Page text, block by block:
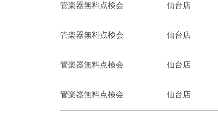
管楽器無料点検会 仙台店
管楽器無料点検会 仙台店
管楽器無料点検会 仙台店
管楽器無料点検会 仙台店